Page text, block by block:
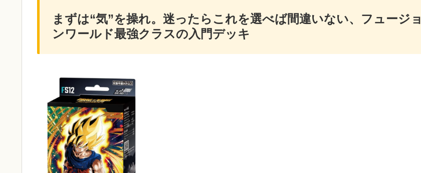
まずは“気”を操れ。迷ったらこれを選べば間違いない、フュージョ
ンワールド最強クラスの入門デッキ